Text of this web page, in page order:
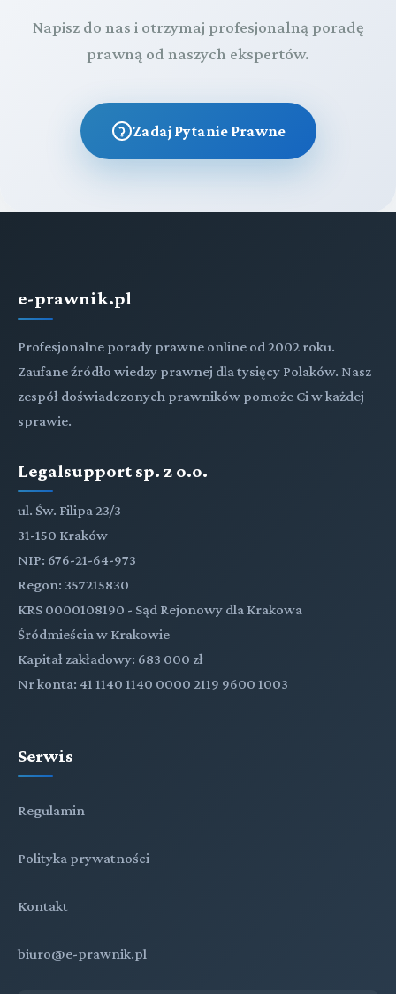
Napisz do nas i otrzymaj profesjonalną poradę
prawną od naszych ekspertów.
Zadaj Pytanie Prawne
e-prawnik.pl
Profesjonalne porady prawne online od 2002 roku.
Zaufane źródło wiedzy prawnej dla tysięcy Polaków. Nasz
zespół doświadczonych prawników pomoże Ci w każdej
sprawie.
Legalsupport sp. z o.o.
ul. Św. Filipa 23/3
31-150 Kraków
NIP: 676-21-64-973
Regon: 357215830
KRS 0000108190 - Sąd Rejonowy dla Krakowa
Śródmieścia w Krakowie
Kapitał zakładowy: 683 000 zł
Nr konta: 41 1140 1140 0000 2119 9600 1003
Serwis
Regulamin
Polityka prywatności
Kontakt
biuro@e-prawnik.pl